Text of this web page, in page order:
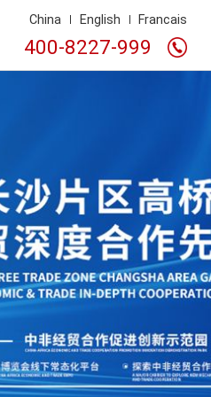
China English Francais
400-8227-999